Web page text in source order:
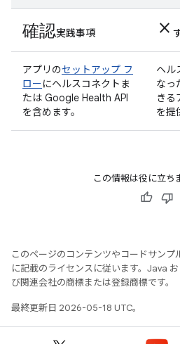
確認実践事項 close
アプリのセットアップ フ
ローにヘルスコネクトま
たは Google Health API
を含めます。
ヘル
なっ
きる
を提
この情報は役に立ち
このページのコンテンツやコードサンプ
に記載のライセンスに従います。Java
び関連会社の商標または登録商標です。
最終更新日 2026-05-18 UTC。